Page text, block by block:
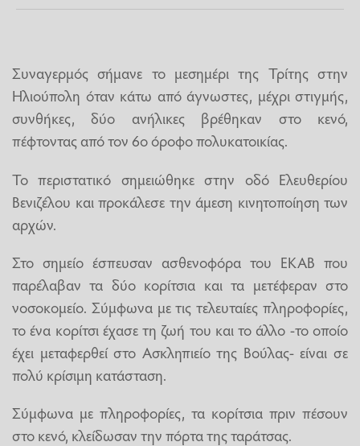
Συναγερμός σήμανε το μεσημέρι της Τρίτης στην
Ηλιούπολη όταν κάτω από άγνωστες, μέχρι στιγμής,
συνθήκες, δύο ανήλικες βρέθηκαν στο κενό,
πέφτοντας από τον 6ο όροφο πολυκατοικίας.
Το περιστατικό σημειώθηκε στην οδό Ελευθερίου
Βενιζέλου και προκάλεσε την άμεση κινητοποίηση των
αρχών.
Στο σημείο έσπευσαν ασθενοφόρα του ΕΚΑΒ που
παρέλαβαν τα δύο κορίτσια και τα μετέφεραν στο
νοσοκομείο. Σύμφωνα με τις τελευταίες πληροφορίες,
το ένα κορίτσι έχασε τη ζωή του και το άλλο -το οποίο
έχει μεταφερθεί στο Ασκληπιείο της Βούλας- είναι σε
πολύ κρίσιμη κατάσταση.
Σύμφωνα με πληροφορίες, τα κορίτσια πριν πέσουν
στο κενό, κλείδωσαν την πόρτα της ταράτσας.